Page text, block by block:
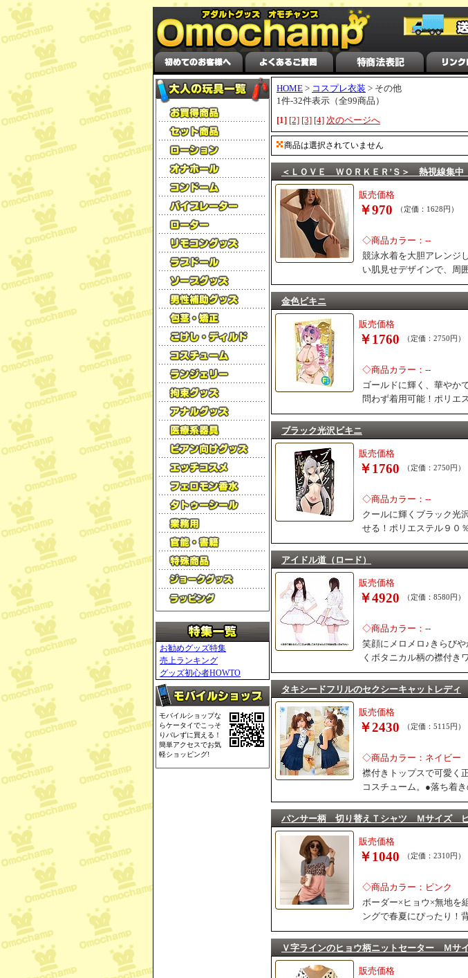
お勧めグッズ特集
売上ランキング
グッズ初心者HOWTO
モバイルショップな
らケータイでこっそ
りバレずに買える！
簡単アクセスでお気
軽ショッピング!
HOME > コスプレ衣装 > その他
1件-32件表示（全99商品）
[1] [2] [3] [4] 次のページへ
商品は選択されていません
＜ＬＯＶＥ ＷＯＲＫＥＲ’Ｓ＞ 熱視線集中
販売価格
￥970 （定価：1628円）
◇商品カラー：--
競泳水着を大胆アレンジ
い肌見せデザインで、周
金色ビキニ
販売価格
￥1760 （定価：2750円）
◇商品カラー：--
ゴールドに輝く、華やか
問わず着用可能！ポリエ
ブラック光沢ビキニ
販売価格
￥1760 （定価：2750円）
◇商品カラー：--
クールに輝くブラック光
せる！ポリエステル９０
アイドル道（ロード）
販売価格
￥4920 （定価：8580円）
◇商品カラー：--
笑顔にメロメロ♪きらび
くボタニカル柄の襟付き
タキシードフリルのセクシーキャットレディ
販売価格
￥2430 （定価：5115円）
◇商品カラー：ネイビー
襟付きトップスで可愛く
コスチューム。●落ち着
パンサー柄 切り替えＴシャツ Ｍサイズ
販売価格
￥1040 （定価：2310円）
◇商品カラー：ピンク
ボーダー×ヒョウ×無地を
ングで春夏にぴったり！
Ｖ字ラインのヒョウ柄ニットセーター Ｍサ
販売価格